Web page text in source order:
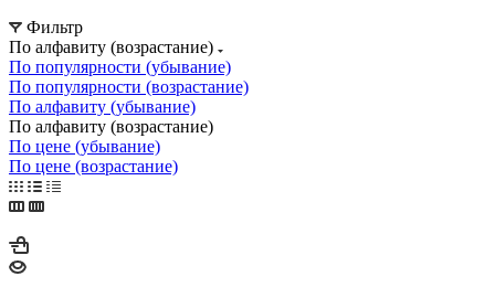
Фильтр
По алфавиту (возрастание)
По популярности (убывание)
По популярности (возрастание)
По алфавиту (убывание)
По алфавиту (возрастание)
По цене (убывание)
По цене (возрастание)